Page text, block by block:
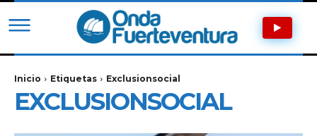
Inicio Etiquetas Exclusionsocial
EXCLUSIONSOCIAL